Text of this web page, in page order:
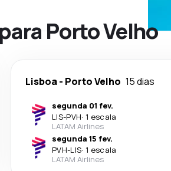
Porto Velho
Lisboa- Porto Velho 15 dias
segunda 01 fev.
LIS-PVH· 1 escala
LATAM Airlines
segunda 15 fev.
PVH-LIS· 1 escala
LATAM Airlines